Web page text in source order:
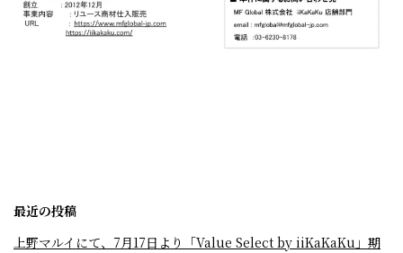
最近の投稿
上野マルイにて、7月17日より「Value Select by iiKaKaKu」期